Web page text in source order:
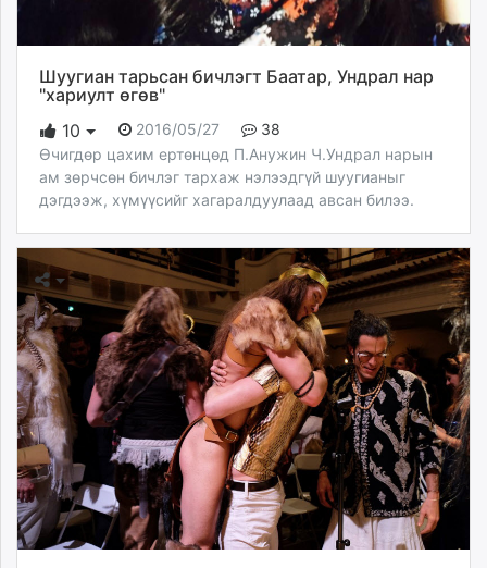
Шуугиан тарьсан бичлэгт Баатар, Ундрал нар
"хариулт өгөв"
10
2016/05/27
38
Өчигдөр цахим ертөнцөд П.Анужин Ч.Ундрал нарын
ам зөрчсөн бичлэг тархаж нэлээдгүй шуугианыг
дэгдээж, хүмүүсийг хагаралдуулаад авсан билээ.